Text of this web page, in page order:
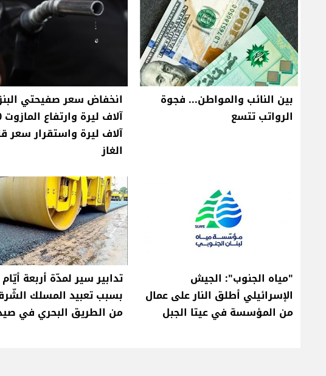
بين النائب والمواطن... فجوة
الرواتب تتسع
آلاف ليرة واستقرار سعر
الغاز
"مياه الجنوب": الجيش
الإسرائيلي أطلق النار على عمال
من المؤسسة في عيتا الجبل
تدابير سير لمدّة أربعة أيّام
بسبب تعبيد المسلك
من الطريق البحري في